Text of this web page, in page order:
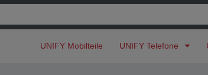
UNIFY Mobilteile UNIFY Telefone